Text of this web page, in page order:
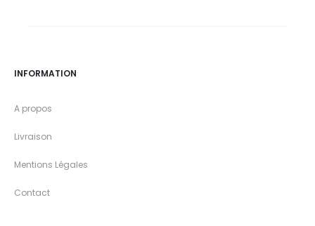
INFORMATION
A propos
Livraison
Mentions Légales
Contact